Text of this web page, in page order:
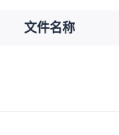
文件名称